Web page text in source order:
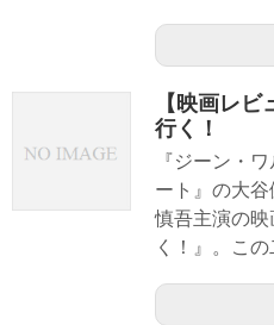
【映画レ
行く！
『ジーン・
ート』の大
慎吾主演の
く！』。こ